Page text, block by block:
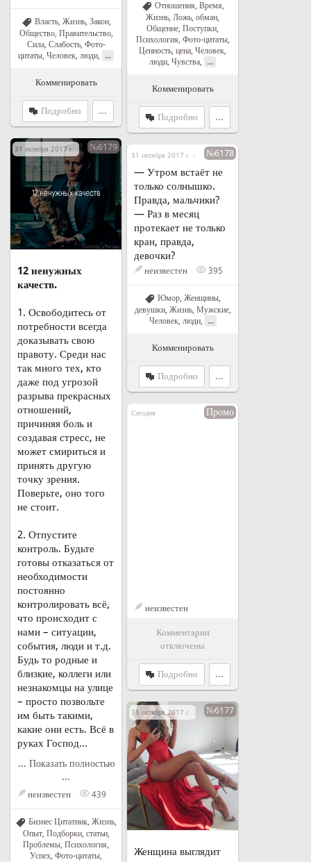
Отношения, Время,
Жизнь, Ложь, обман,
Общение, Поступки,
Психология, Фото-цитаты,
Ценность, цена, Человек,
люди, Чувства, ...
Комменировать
Подробно ...
Власть, Жизнь, Закон,
Общество, Правительство,
Сила, Слабость, Фото-
цитаты Человек, люди ...
Комменировать
Подробно ...
31 октября 2017 г. в 18:37№6179
12 ненужных
качеств.
1. Освободитесь от
потребности всегда
доказывать свою
правоту. Среди нас
так много тех, кто
даже под угрозой
разрыва прекрасных
отношений,
причиняя боль и
создавая стресс, не
может смириться и
принять другую
точку зрения.
Поверьте, оно того
не стоит.
2. Отпустите
контроль. Будьте
готовы отказаться от
необходимости
постоянно
контролировать всё,
что происходит с
нами – ситуации,
события, люди и т.д.
Будь то родные и
близкие, коллеги или
незнакомцы на улице
– просто позвольте
им быть такими,
какие они есть. Всё в
руках Господ...
... Показать полностью
...
неизвестен 439
Бизнес Цитатник, Жизнь,
Опыт, Подборки, статьи,
Проблемы Психология
Успех Фото-цитаты
31 октября 2017 г. в 18:20№6178
— Утром встаёт не
только солнышко.
Правда, мальчики?
— Раз в месяц
протекает не только
кран, правда,
девочки?
неизвестен 395
Юмор, Женщины,
девушки, Жизнь, Мужские,
Человек, люди, ...
Комменировать
Подробно ...
Сегодня Промо
неизвестен
Комментарии
отключены
Подробно ...
31 октября 2017 г. в 17:16№6177
Женщина выглядит